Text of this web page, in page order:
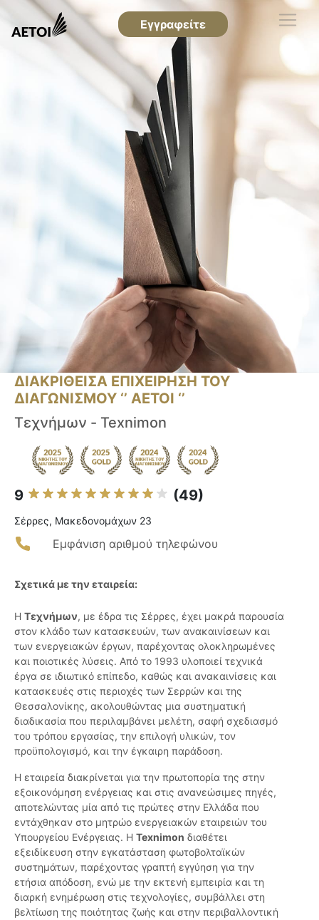
Εγγραφείτε
ΔΙΑΚΡΙΘΕΙΣΑ ΕΠΙΧΕΙΡΗΣΗ ΤΟΥ
ΔΙΑΓΩΝΙΣΜΟΥ ‘’ ΑΕΤΟΙ ‘’
Τεχνήμων - Texnimon
9 (49)
Σέρρες, Μακεδονομάχων 23
Εμφάνιση αριθμού τηλεφώνου
Σχετικά με την εταιρεία:
Η Τεχνήμων, με έδρα τις Σέρρες, έχει μακρά παρουσία
στον κλάδο των κατασκευών, των ανακαινίσεων και
των ενεργειακών έργων, παρέχοντας ολοκληρωμένες
και ποιοτικές λύσεις. Από το 1993 υλοποιεί τεχνικά
έργα σε ιδιωτικό επίπεδο, καθώς και ανακαινίσεις και
κατασκευές στις περιοχές των Σερρών και της
Θεσσαλονίκης, ακολουθώντας μια συστηματική
διαδικασία που περιλαμβάνει μελέτη, σαφή σχεδιασμό
του τρόπου εργασίας, την επιλογή υλικών, τον
προϋπολογισμό, και την έγκαιρη παράδοση.
Η εταιρεία διακρίνεται για την πρωτοπορία της στην
εξοικονόμηση ενέργειας και στις ανανεώσιμες πηγές,
αποτελώντας μία από τις πρώτες στην Ελλάδα που
εντάχθηκαν στο μητρώο ενεργειακών εταιρειών του
Υπουργείου Ενέργειας. Η Texnimon διαθέτει
εξειδίκευση στην εγκατάσταση φωτοβολταϊκών
συστημάτων, παρέχοντας γραπτή εγγύηση για την
ετήσια απόδοση, ενώ με την εκτενή εμπειρία και τη
διαρκή ενημέρωση στις τεχνολογίες, συμβάλλει στη
βελτίωση της ποιότητας ζωής και στην περιβαλλοντική